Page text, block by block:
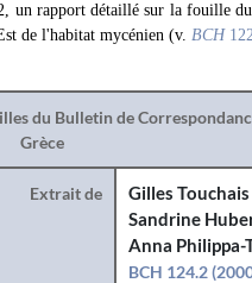
un rapport détaillé sur la fouille
de l'habitat mycénien (v. BCH
du Bulletin de
Grèce
Extrait de
Gilles Touchais
Sandrine
Anna Philippa-
BCH 124.2